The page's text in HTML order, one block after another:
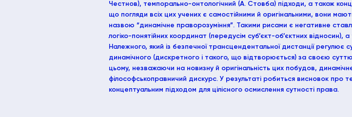
Честнов), темпорально-онтологічний (А. Стовба) підходи, а також
що погляди всіх цих учених є самостійними й оригінальними, вони
назвою “динамічне праворозуміння”. Такими рисами є негативне
логіко-понятійних координат (передусім суб’єкт-об’єктних
Належного, який із безпечної трансцендентальної дистанції регулює
динамічного (дискретного і такого, що відтворюється) за своєю
цьому, незважаючи на новизну й оригінальність цих побудов,
філософськоправничий дискурс. У результаті робиться висновок про
концептуальним підходом для цілісного осмислення сутності права.